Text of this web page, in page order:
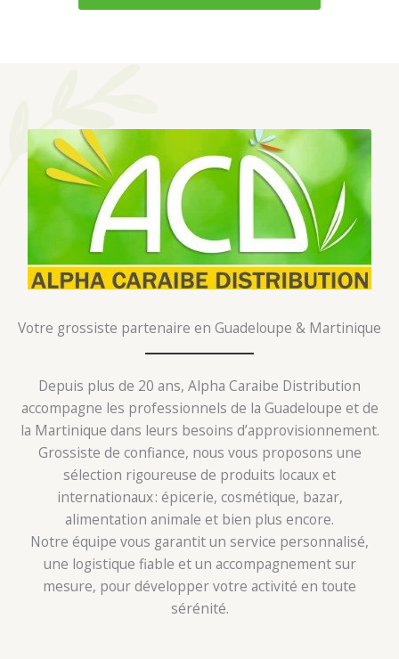
Votre grossiste partenaire en Guadeloupe & Martinique
Depuis plus de 20 ans, Alpha Caraibe Distribution
accompagne les professionnels de la Guadeloupe et de
la Martinique dans leurs besoins d’approvisionnement.
Grossiste de confiance, nous vous proposons une
sélection rigoureuse de produits locaux et
internationaux : épicerie, cosmétique, bazar,
alimentation animale et bien plus encore.
Notre équipe vous garantit un service personnalisé,
une logistique fiable et un accompagnement sur
mesure, pour développer votre activité en toute
sérénité.